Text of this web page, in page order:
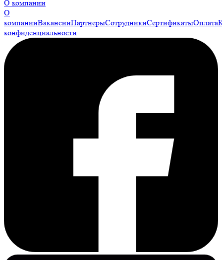
О компании
О
компанииВакансииПартнерыСотрудникиСертификатыОплата
конфиденциальности